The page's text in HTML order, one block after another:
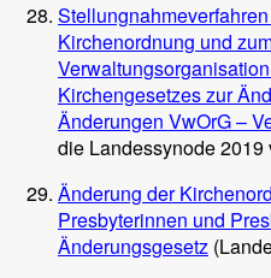
Kirchenordnung und
Kirchengesetzes zur
Änderungen VwOrG –
die Landessynode 2019
Änderung der
Presbyterinnen und
Änderungsgesetz